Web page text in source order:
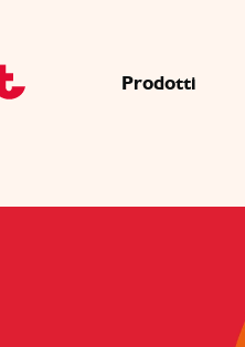
Prodotti